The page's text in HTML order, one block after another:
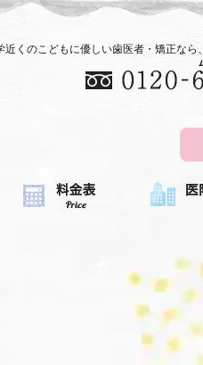
くのこどもに優しい歯医者・矯正なら